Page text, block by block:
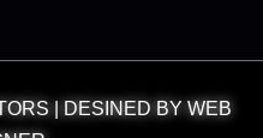
| DESINED BY WEB